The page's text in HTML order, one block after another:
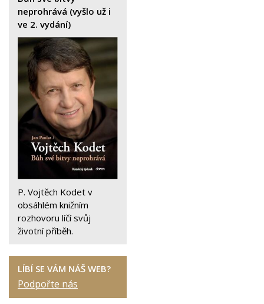
Bůh své bitvy
neprohrává (vyšlo už i
ve 2. vydání)
P. Vojtěch Kodet v
obsáhlém knižním
rozhovoru líčí svůj
životní příběh.
LÍBÍ SE VÁM NÁŠ WEB?
Podpořte nás